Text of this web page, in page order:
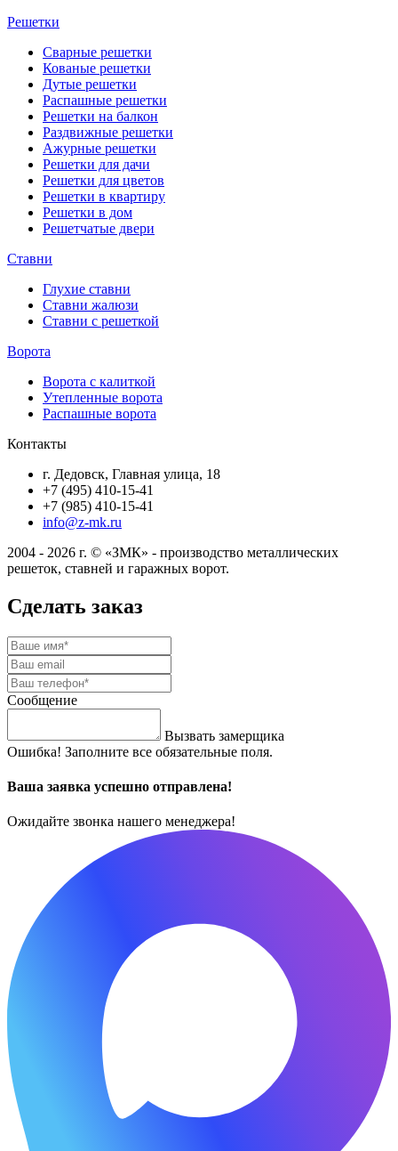
Решетки
Сварные решетки
Кованые решетки
Дутые решетки
Распашные решетки
Решетки на балкон
Раздвижные решетки
Ажурные решетки
Решетки для дачи
Решетки для цветов
Решетки в квартиру
Решетки в дом
Решетчатые двери
Ставни
Глухие ставни
Ставни жалюзи
Ставни с решеткой
Ворота
Ворота с калиткой
Утепленные ворота
Распашные ворота
Контакты
г. Дедовск, Главная улица, 18
+7 (495) 410-15-41
+7 (985) 410-15-41
info@z-mk.ru
2004 - 2026 г. © «ЗМК» - производство металлических
решеток, ставней и гаражных ворот.
Сделать заказ
Сообщение
Вызвать замерщика
Ошибка! Заполните все обязательные поля.
Ваша заявка успешно отправлена!
Ожидайте звонка нашего менеджера!